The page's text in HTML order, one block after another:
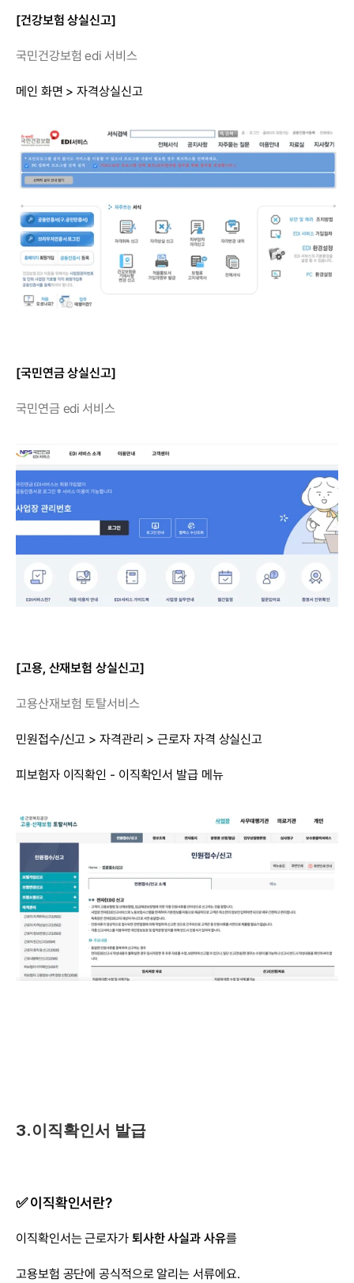
[건강보험 상실신고]
국민건강보험 edi 서비스
메인 화면 > 자격상실신고
[국민연금 상실신고]
국민연금 edi 서비스
[고용, 산재보험 상실신고]
고용산재보험 토탈서비스
민원접수/신고 > 자격관리 > 근로자 자격 상실신고
피보험자 이직확인 - 이직확인서 발급 메뉴
3.이직확인서 발급
✅ 이직확인서란?
이직확인서는 근로자가 퇴사한 사실과 사유를
고용보험 공단에 공식적으로 알리는 서류에요.